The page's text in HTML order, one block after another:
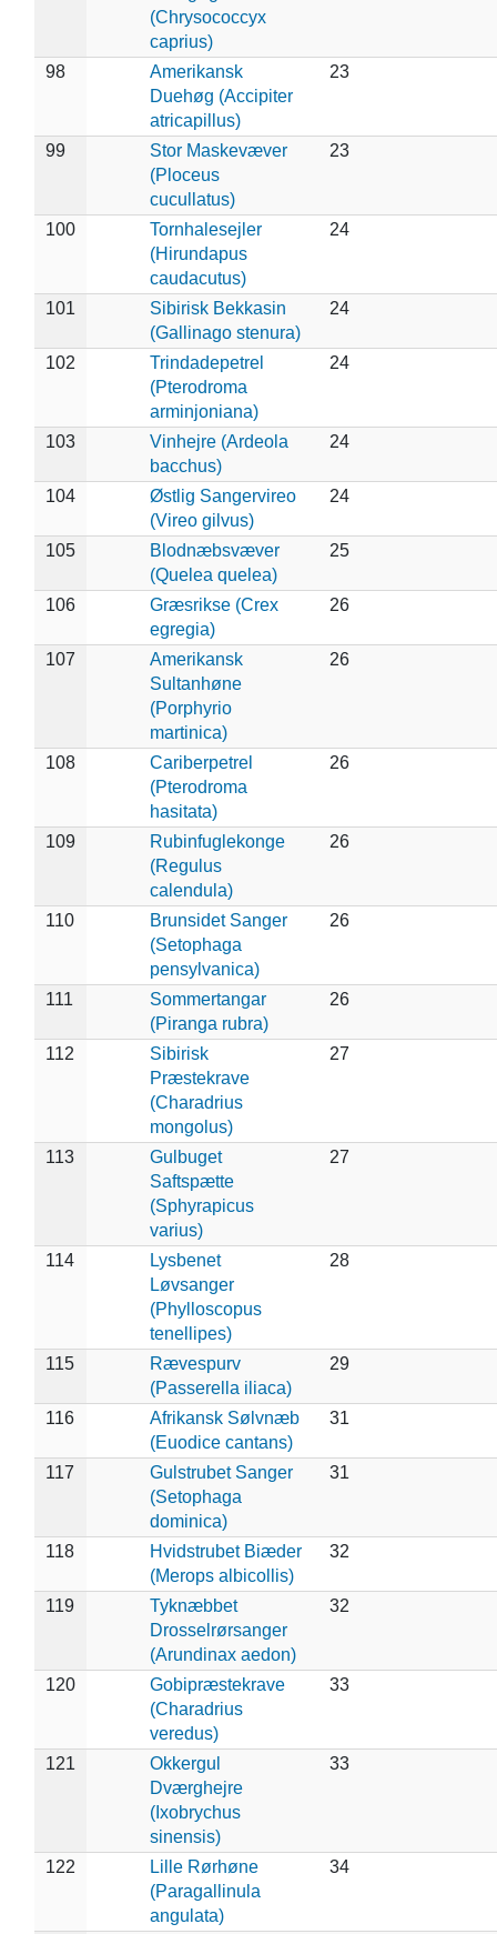
(Chrysococcyx
caprius)
98
Amerikansk
Duehøg (Accipiter
atricapillus)
23
99
Stor Maskevæver
(Ploceus
cucullatus)
23
100
Tornhalesejler
(Hirundapus
caudacutus)
24
101
Sibirisk Bekkasin
(Gallinago stenura)
24
102
Trindadepetrel
(Pterodroma
arminjoniana)
24
103
Vinhejre (Ardeola
bacchus)
24
104
Østlig Sangervireo
(Vireo gilvus)
24
105
Blodnæbsvæver
(Quelea quelea)
25
106
Græsrikse (Crex
egregia)
26
107
Amerikansk
Sultanhøne
(Porphyrio
martinica)
26
108
Cariberpetrel
(Pterodroma
hasitata)
26
109
Rubinfuglekonge
(Regulus
calendula)
26
110
Brunsidet Sanger
(Setophaga
pensylvanica)
26
111
Sommertangar
(Piranga rubra)
26
112
Sibirisk
Præstekrave
(Charadrius
mongolus)
27
113
Gulbuget
Saftspætte
(Sphyrapicus
varius)
27
114
Lysbenet
Løvsanger
(Phylloscopus
tenellipes)
28
115
Rævespurv
(Passerella iliaca)
29
116
Afrikansk Sølvnæb
(Euodice cantans)
31
117
Gulstrubet Sanger
(Setophaga
dominica)
31
118
Hvidstrubet Biæder
(Merops albicollis)
32
119
Tyknæbbet
Drosselrørsanger
(Arundinax aedon)
32
120
Gobipræstekrave
(Charadrius
veredus)
33
121
Okkergul
Dværghejre
(Ixobrychus
sinensis)
33
122
Lille Rørhøne
(Paragallinula
angulata)
34